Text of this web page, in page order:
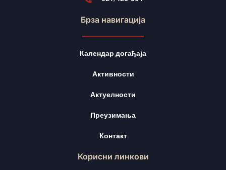
Брза навигација
Календар догађаја
Активности
Актуелности
Преузимања
Контакт
Корисни линкови